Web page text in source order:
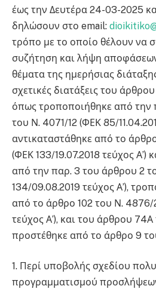
έως την Δευτέρα 24-03-2025
δηλώσουν στο email:
τρόπο με το οποίο θέλουν να
συζήτηση και λήψη
θέματα της ημερήσιας
σχετικές διατάξεις του
όπως τροποποιήθηκε από την
του Ν. 4071/12 (ΦΕΚ 85/
αντικαταστάθηκε από το
(ΦΕΚ 133/19.07.2018 τεύχος Α’)
από την παρ. 3 του άρθρου 2
134/09.08.2019 τεύχος Α’),
από το άρθρο 102 του Ν. 4876/
τεύχος Α’), και του άρθρου
προστέθηκε από το άρθρο 9
1. Περί υποβολής σχεδίου
προγραμματισμού